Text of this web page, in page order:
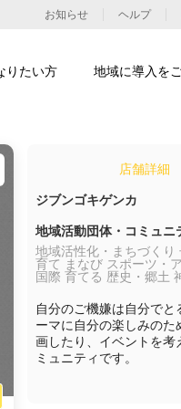
店舗詳細
ジブンゴキゲンカ
地域活動団体・コミュニ
地域活性化・まちづくり
育て まなび スポーツ・
国際 育てる 歴史・郷土
自分のご機嫌は自分でと
ーマに自分の楽しみのた
画したり、イベントを考
ミュニティです。
お知らせ ヘルプ
りたい方 地域に導入を